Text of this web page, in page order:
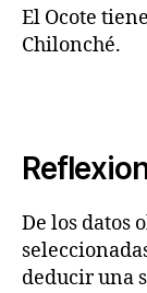
El Ocote
Chilonché.
De los datos
deducir una